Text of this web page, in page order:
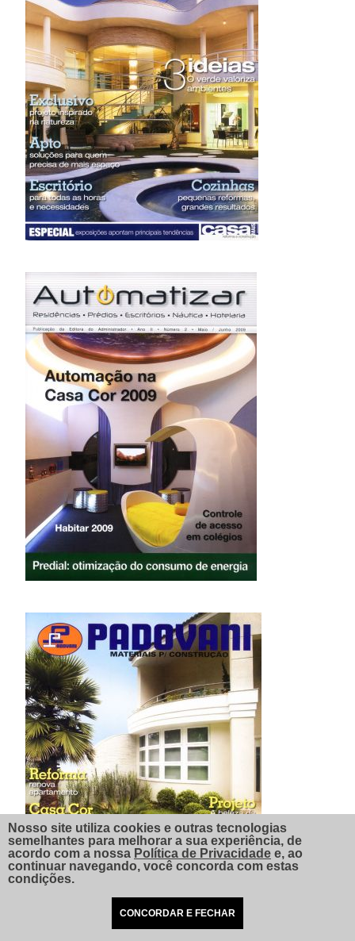
Nosso site utiliza cookies e outras tecnologias
semelhantes para melhorar a sua experiência, de
acordo com a nossa Política de Privacidade e, ao
continuar navegando, você concorda com estas
condições.
CONCORDAR E FECHAR